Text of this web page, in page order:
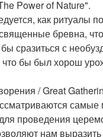
Power of Nature".
как
бревна,
сразиться с
что бы был хорош
/ Great
проведения
нам